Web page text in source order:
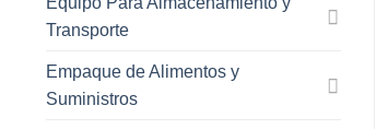
Transporte
Empaque de Alimentos y
Suministros